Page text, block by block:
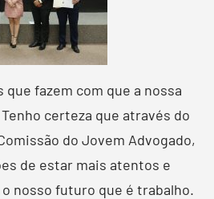
fazem com que a nossa
certeza que através do
do Jovem Advogado,
de estar mais atentos e
nosso futuro que é trabalho.